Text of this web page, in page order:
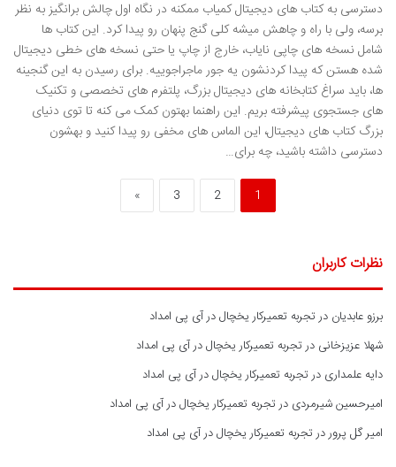
دسترسی به کتاب های دیجیتال کمیاب ممکنه در نگاه اول چالش برانگیز به نظر
برسه، ولی با راه و چاهش میشه کلی گنج پنهان رو پیدا کرد. این کتاب ها
شامل نسخه های چاپی نایاب، خارج از چاپ یا حتی نسخه های خطی دیجیتال
شده هستن که پیدا کردنشون یه جور ماجراجوییه. برای رسیدن به این گنجینه
ها، باید سراغ کتابخانه های دیجیتال بزرگ، پلتفرم های تخصصی و تکنیک
های جستجوی پیشرفته بریم. این راهنما بهتون کمک می کنه تا توی دنیای
بزرگ کتاب های دیجیتال، این الماس های مخفی رو پیدا کنید و بهشون
دسترسی داشته باشید، چه برای…
1
2
3
»
نظرات کاربران
برزو عابدیان درتجربه تعمیرکار یخچال در آی پی امداد
شهلا عزیزخانی درتجربه تعمیرکار یخچال در آی پی امداد
دایه علمداری درتجربه تعمیرکار یخچال در آی پی امداد
امیرحسین شیرمردی درتجربه تعمیرکار یخچال در آی پی امداد
امیر گل پروردرتجربه تعمیرکار یخچال در آی پی امداد